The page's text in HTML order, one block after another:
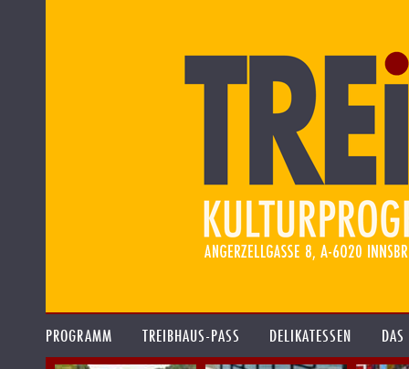
PROGRAMM TREIBHAUS-PASS DELIKATESSEN